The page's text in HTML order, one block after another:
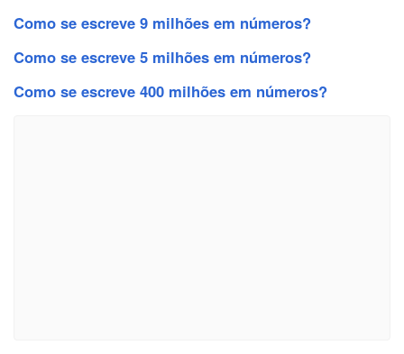
Como se escreve 9 milhões em números?
Como se escreve 5 milhões em números?
Como se escreve 400 milhões em números?